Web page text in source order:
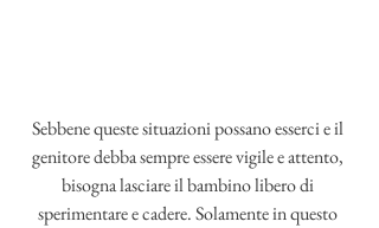
Sebbene queste situazioni possano esserci e il
genitore debba sempre essere vigile e attento,
bisogna lasciare il bambino libero di
sperimentare e cadere. Solamente in questo